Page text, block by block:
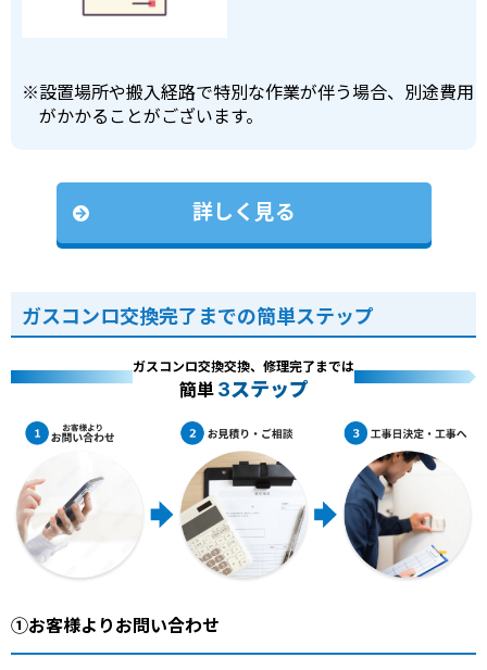
※設置場所や搬入経路で特別な作業が伴う場合、別途費用
がかかることがございます。
詳しく見る
ガスコンロ交換完了までの簡単ステップ
ガスコンロ交換交換、修理完了までは
簡単 3ステップ
①お客様よりお問い合わせ